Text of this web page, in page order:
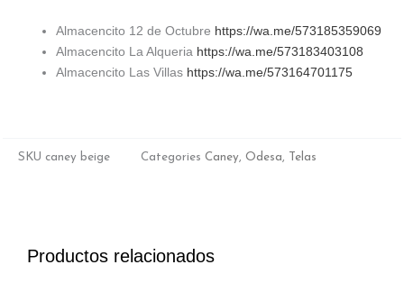
Almacencito 12 de Octubre https://wa.me/573185359069
Almacencito La Alqueria https://wa.me/573183403108
Almacencito Las Villas https://wa.me/573164701175
SKU caney beige Categories Caney, Odesa, Telas
Productos relacionados